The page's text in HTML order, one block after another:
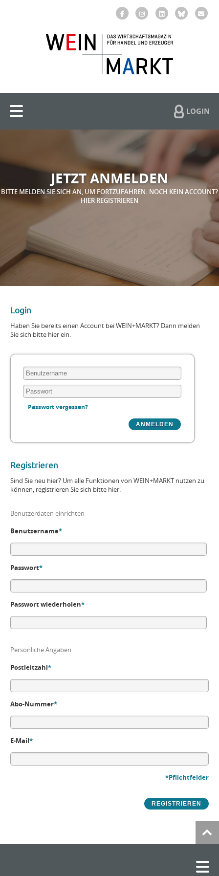
LOGIN
JETZT ANMELDEN
BITTE MELDEN SIE SICH AN, UM FORTZUFAHREN. NOCH KEIN ACCOUNT?
HIER REGISTRIEREN
Login
Haben Sie bereits einen Account bei WEIN+MARKT? Dann melden
Sie sich bitte hier ein.
Passwort vergessen?
Registrieren
Sind Sie neu hier? Um alle Funktionen von WEIN+MARKT nutzen zu
können, registrieren Sie sich bitte hier.
Benutzerdaten einrichten
Benutzername*
Passwort*
Passwort wiederholen*
Persönliche Angaben
Postleitzahl*
Abo-Nummer*
E-Mail*
*Pflichtfelder